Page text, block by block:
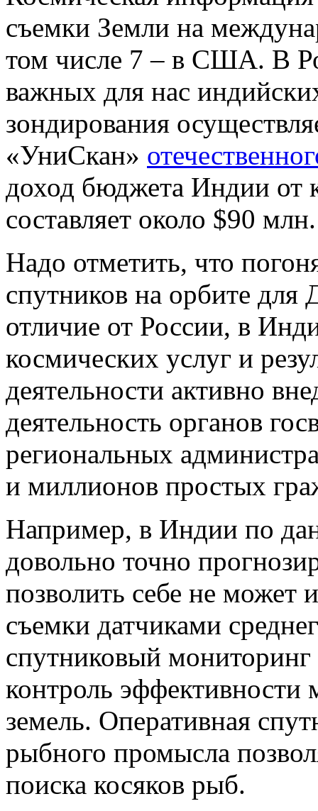
съемки Земли на
том числе 7 – в США. В
важных для нас
зондирования
«УниСкан»
доход бюджета Индии от
составляет около $90 млн.
Надо отметить, что
спутников на орбите для
отличие от России, в
космических услуг и
деятельности активно
деятельность органов
региональных
и миллионов простых
Например, в Индии по
довольно точно
позволить себе не может
съемки датчиками
спутниковый
контроль эффективности
земель. Оперативная
рыбного промысла
поиска косяков рыб.